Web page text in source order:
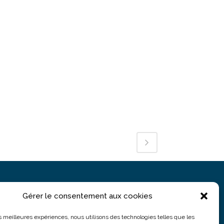
Gérer le consentement aux cookies
meilleures expériences, nous utilisons des technologies telles que les
5 rue du Colonel Moll